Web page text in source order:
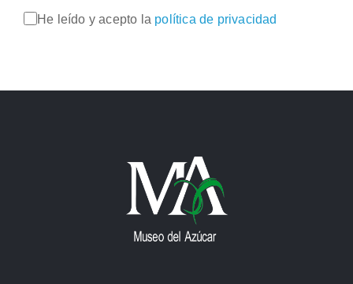
He leído y acepto la política de privacidad